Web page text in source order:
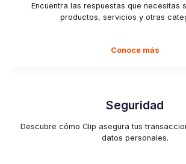
Encuentra las respuestas que necesitas
productos, servicios y otras
Conoce más
Seguridad
Descubre cómo Clip asegura tus
datos personales.